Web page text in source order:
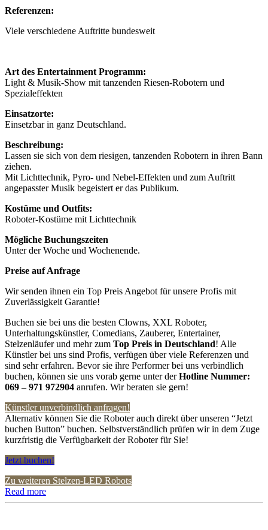
Referenzen:
Viele verschiedene Auftritte bundesweit
Art des Entertainment Programm:
Light & Musik-Show mit tanzenden Riesen-Robotern und
Spezialeffekten
Einsatzorte:
Einsetzbar in ganz Deutschland.
Beschreibung:
Lassen sie sich von dem riesigen, tanzenden Robotern in ihren Bann
ziehen.
Mit Lichttechnik, Pyro- und Nebel-Effekten und zum Auftritt
angepasster Musik begeistert er das Publikum.
Kostüme und Outfits:
Roboter-Kostüme mit Lichttechnik
Mögliche Buchungszeiten
Unter der Woche und Wochenende.
Preise auf Anfrage
Wir senden ihnen ein Top Preis Angebot für unsere Profis mit
Zuverlässigkeit Garantie!
Buchen sie bei uns die besten Clowns, XXL Roboter,
Unterhaltungskünstler, Comedians, Zauberer, Entertainer,
Stelzenläufer und mehr zum Top Preis in Deutschland! Alle
Künstler bei uns sind Profis, verfügen über viele Referenzen und
sind sehr erfahren. Bevor sie ihre Performer bei uns verbindlich
buchen, können sie uns vorab gerne unter derHotline Nummer:
069 – 971 972904 anrufen. Wir beraten sie gern!
Künstler unverbindlich anfragen!
Alternativ können Sie die Roboter auch direkt über unseren “Jetzt
buchen Button” buchen. Selbstverständlich prüfen wir in dem Zuge
kurzfristig die Verfügbarkeit der Roboter für Sie!
Jetzt buchen!
Zu weiteren Stelzen-LED Robots
Read more